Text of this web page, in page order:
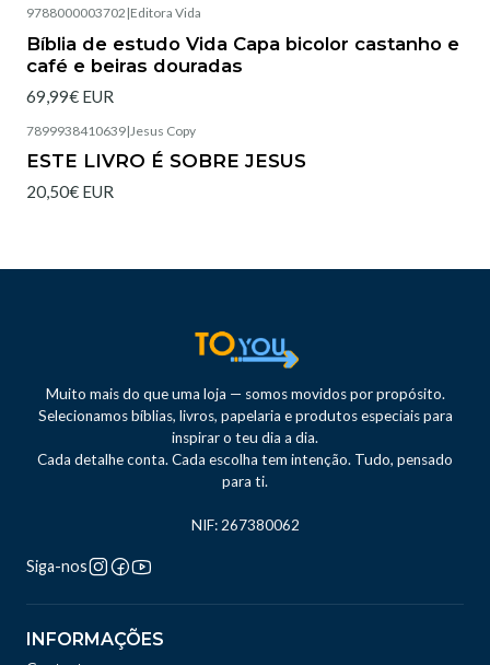
9788000003702 |Editora Vida
Bíblia de estudo Vida Capa bicolor castanho e
café e beiras douradas
69,99€ EUR
7899938410639| Jesus Copy
ESTE LIVRO É SOBRE JESUS
20,50€ EUR
Muito mais do que uma loja — somos movidos por propósito.
Selecionamos bíblias, livros, papelaria e produtos especiais para
inspirar o teu dia a dia.
Cada detalhe conta. Cada escolha tem intenção. Tudo, pensado
para ti.
NIF: 267380062
Siga-nos
INFORMAÇÕES